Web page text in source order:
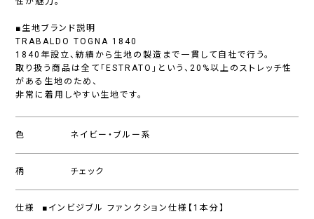
■生地ブランド説明
TRABALDO TOGNA 1840
1840年設立、紡績から生地の製造まで一貫して自社で行う。
取り扱う商品は全て「ESTRATO」という、20%以上のストレッチ性
がある生地のため、
非常に着用しやすい生地です。
色 ネイビー・ブルー系
柄 チェック
仕様 ■インビジブル ファンクション仕様【1本分】